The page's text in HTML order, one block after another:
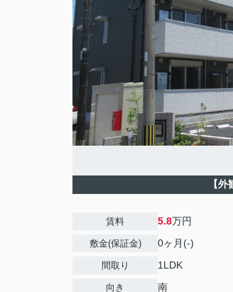
【外
賃料 5.8万円
敷金(保証金) 0ヶ月(-)
間取り 1LDK
向き 南